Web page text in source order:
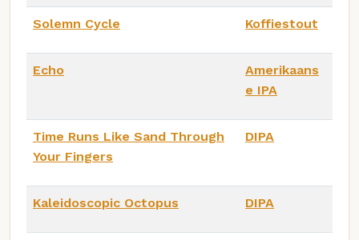
Solemn Cycle Koffiestout
Echo
Amerikaans
e IPA
Time Runs Like Sand Through
Your Fingers
DIPA
Kaleidoscopic Octopus DIPA